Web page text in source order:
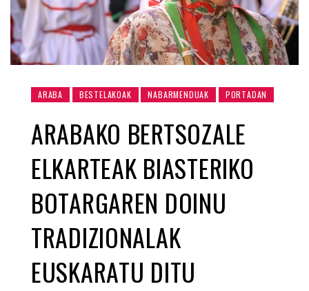
ARABA BESTELAKOAK NABARMENDUAK PORTADAN
ARABAKO BERTSOZALE
ELKARTEAK BIASTERIKO
BOTARGAREN DOINU
TRADIZIONALAK
EUSKARATU DITU